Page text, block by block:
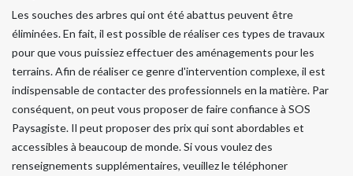
Les souches des arbres qui ont été abattus peuvent être
éliminées. En fait, il est possible de réaliser ces types de travaux
pour que vous puissiez effectuer des aménagements pour les
terrains. Afin de réaliser ce genre d'intervention complexe, il est
indispensable de contacter des professionnels en la matière. Par
conséquent, on peut vous proposer de faire confiance à SOS
Paysagiste. Il peut proposer des prix qui sont abordables et
accessibles à beaucoup de monde. Si vous voulez des
renseignements supplémentaires, veuillez le téléphoner